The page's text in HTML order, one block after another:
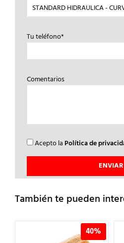
Tu teléfono*
Comentarios
Acepto la Política de
También te pueden
40%